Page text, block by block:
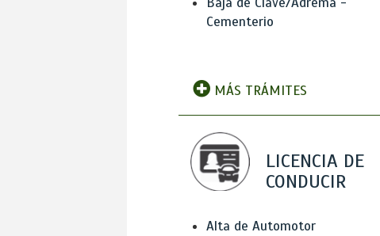
Cementerio
MÁS TRÁMITES
LICENCIA DE
CONDUCIR
Alta de Automotor